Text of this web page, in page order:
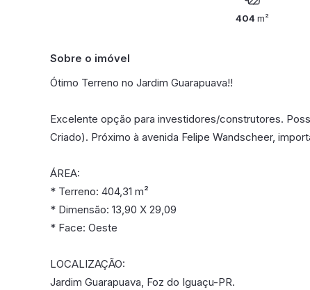
404 m²
Sobre o imóvel
Ótimo Terreno no Jardim Guarapuava!!
Excelente opção para investidores/construtores.
Criado). Próximo à avenida Felipe Wandscheer,
ÁREA:
* Terreno: 404,31 m²
* Dimensão: 13,90 X 29,09
* Face: Oeste
LOCALIZAÇÃO:
Jardim Guarapuava, Foz do Iguaçu-PR.